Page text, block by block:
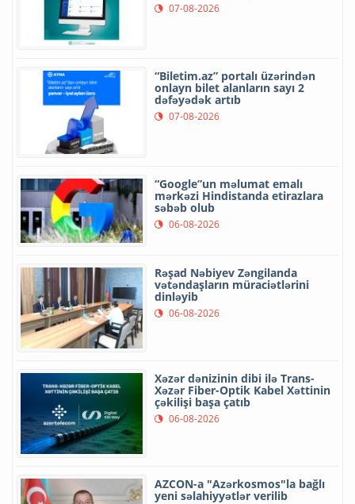
07-08-2026
“Biletim.az” portalı üzərindən
onlayn bilet alanların sayı 2
dəfəyədək artıb
07-08-2026
“Google”un məlumat emalı
mərkəzi Hindistanda etirazlara
səbəb olub
06-08-2026
Rəşad Nəbiyev Zəngilanda
vətəndaşların müraciətlərini
dinləyib
06-08-2026
Xəzər dənizinin dibi ilə Trans-
Xəzər Fiber-Optik Kabel Xəttinin
çəkilişi başa çatıb
06-08-2026
AZCON-a "Azərkosmos"la bağlı
yeni səlahiyyətlər verilib